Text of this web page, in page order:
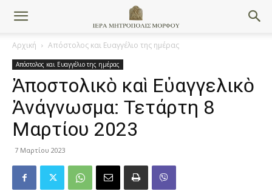
Αρχική Απόστολος και Ευαγγέλιο της ημέρας
Απόστολος και Ευαγγέλιο της ημέρας
Ἀποστολικὸ καὶ Εὐαγγελικὸ
Ἀνάγνωσμα: Τετάρτη 8
Μαρτίου 2023
7 Μαρτίου 2023